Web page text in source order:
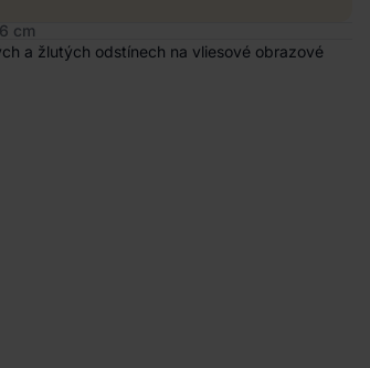
cm
a žlutých odstínech na vliesové obrazové